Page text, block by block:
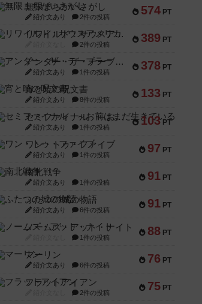
574 PT
無限まちがいさがし
紹介文あり 2件の投稿
389 PT
リワイルド：サウスアメリカ
2件の投稿
378 PT
アンダー・ザ・テーブラー
紹介文あり 1件の投稿
133 PT
宵と暁の呪文書
紹介文あり 8件の投稿
103 PT
セミファイナル ～お前はまだ生きている～
紹介文あり 1件の投稿
97 PT
ワン・トゥ・ファイブ
紹介文あり 1件の投稿
91 PT
南北戦争
紹介文あり 1件の投稿
91 PT
ふたつの城の物語
紹介文あり 6件の投稿
88 PT
ノームズ・アット・ナイト
1件の投稿
76 PT
マーリン
紹介文あり 6件の投稿
75 PT
フラットアイアン
2件の投稿